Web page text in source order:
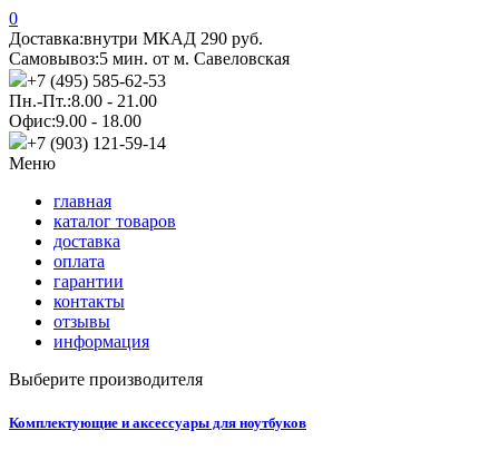
0
Доставка:внутри МКАД 290 руб.
Самовывоз:5 мин. от м. Савеловская
+7 (495) 585-62-53
Пн.-Пт.:8.00 - 21.00
Офис:9.00 - 18.00
+7 (903) 121-59-14
Меню
главная
каталог товаров
доставка
оплата
гарантии
контакты
отзывы
информация
Выберите производителя
Комплектующие и аксессуары для ноутбуков